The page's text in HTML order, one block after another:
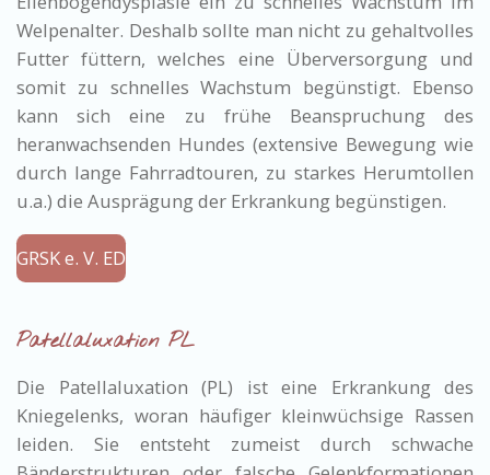
Welpenalter. Deshalb sollte man nicht zu gehaltvolles
Futter füttern, welches eine Überversorgung und
somit zu schnelles Wachstum begünstigt. Ebenso
kann sicheine zu frühe Beanspruchung des
heranwachsenden Hundes (extensive Bewegung wie
durch lange Fahrradtouren, zu starkes Herumtollen
u.a.) die Ausprägung der Erkrankung begünstigen.
GRSK e. V. ED
Patellaluxation PL
Die Patellaluxation (PL) ist eine Erkrankung des
Kniegelenks, woran häufiger kleinwüchsige Rassen
leiden. Sie entsteht zumeist durch schwache